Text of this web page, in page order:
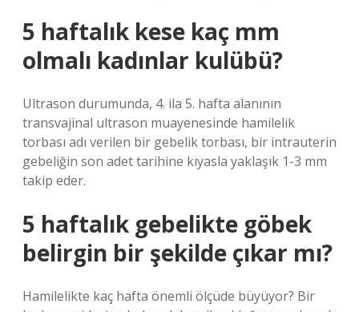
5 haftalık kese kaç mm
olmalı kadınlar kulübü?
Ultrason durumunda, 4. ila 5. hafta alanının
transvajinal ultrason muayenesinde hamilelik
torbası adı verilen bir gebelik torbası, bir intrauterin
gebeliğin son adet tarihine kıyasla yaklaşık 1-3 mm
takip eder.
5 haftalık gebelikte göbek
belirgin bir şekilde çıkar mı?
Hamilelikte kaç hafta önemli ölçüde büyüyor? Bir